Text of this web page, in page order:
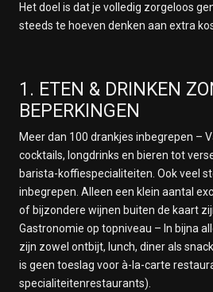
Het doel is dat je volledig zorgeloos
steeds te hoeven denken aan extra
1. ETEN & DRINKEN
BEPERKINGEN
Meer dan 100 drankjes inbegrepen –
cocktails, longdrinks en bieren tot
barista-koffiespecialiteiten. Ook veel
inbegrepen. Alleen een klein aantal
of bijzondere wijnen buiten de kaart
Gastronomie op topniveau – In bijna
zijn zowel ontbijt, lunch, diner als
is geen toeslag voor à-la-carte
specialiteitenrestaurants).